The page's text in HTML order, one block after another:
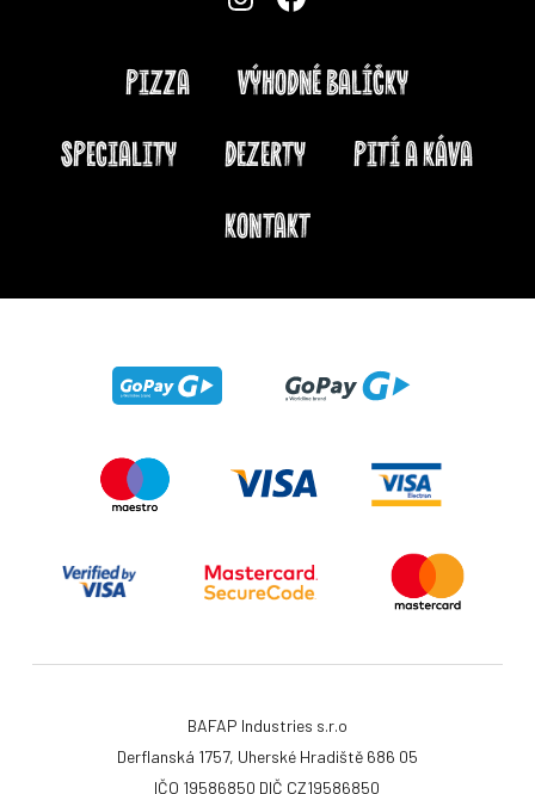
PIZZA
VÝHODNÉ BALÍČKY
SPECIALITY
DEZERTY
PITÍ A KÁVA
KONTAKT
BAFAP Industries s.r.o
Derflanská 1757, Uherské Hradiště 686 05
IČO 19586850 DIČ CZ19586850